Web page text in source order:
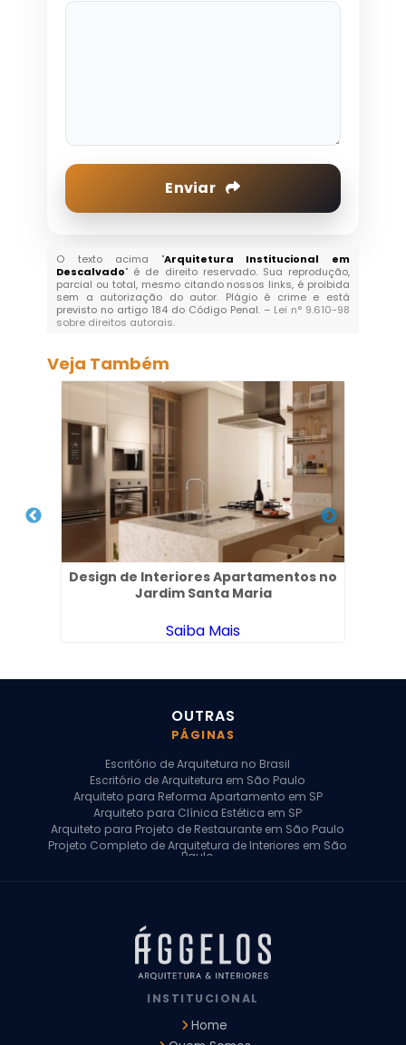
Enviar
O texto acima "Arquitetura Institucional em
Descalvado" é de direito reservado. Sua reprodução,
parcial ou total, mesmo citando nossos links, é proibida
sem a autorização do autor. Plágio é crime e está
previsto no artigo 184 do Código Penal. – Lei n° 9.610-98
sobre direitos autorais.
Veja Também
Design de Interiores Apartamentos no
Jardim Santa Maria
Saiba Mais
OUTRAS
PÁGINAS
Escritório de Arquitetura no Brasil
Escritório de Arquitetura em São Paulo
Arquiteto para Reforma Apartamento em SP
Arquiteto para Clínica Estética em SP
Arquiteto para Projeto de Restaurante em São Paulo
Projeto Completo de Arquitetura de Interiores em São
Paulo
Arquiteto para Projeto Comercial em São Paulo
Arquiteto Comercial
Arquiteto para Reforma de Apartamento
Arquiteto para Reforma Residencial
Arquitetura para Reforma de Casas
Design de Interiores Apartamentos
INSTITUCIONAL
Home